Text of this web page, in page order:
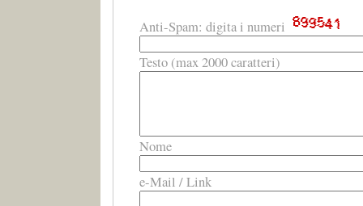
Anti-Spam: digita i numeri
Testo (max 2000 caratteri)
Nome
e-Mail / Link